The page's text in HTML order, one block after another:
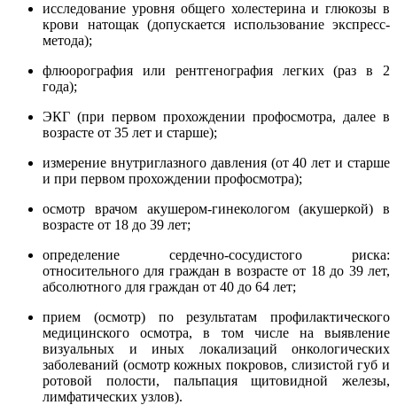
исследование уровня общего холестерина и глюкозы в
крови натощак (допускается использование экспресс-
метода);
флюорография или рентгенография легких (раз в 2
года);
ЭКГ (при первом прохождении профосмотра, далее в
возрасте от 35 лет и старше);
измерение внутриглазного давления (от 40 лет и старше
и при первом прохождении профосмотра);
осмотр врачом акушером-гинекологом (акушеркой) в
возрасте от 18 до 39 лет;
определение сердечно-сосудистого риска:
относительного для граждан в возрасте от 18 до 39 лет,
абсолютного для граждан от 40 до 64 лет;
прием (осмотр) по результатам профилактического
медицинского осмотра, в том числе на выявление
визуальных и иных локализаций онкологических
заболеваний (осмотр кожных покровов, слизистой губ и
ротовой полости, пальпация щитовидной железы,
лимфатических узлов).